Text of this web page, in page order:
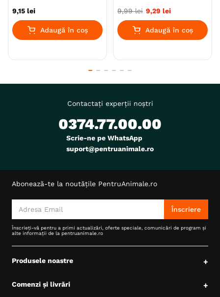
9,15 lei
Adaugă în coș
9,99 lei 9,29 lei
Adaugă în coș
Contactați experții noștri
0374.77.00.00
Scrie-ne pe WhatsApp
suport@pentruanimale.ro
Abonează-te la noutățile PentruAnimale.ro
Înscriere
Înscrieți-vă pentru a primi actualizări, oferte speciale, comunicări de program și
alte informații de la pentruanimale.ro
Produsele noastre +
Comenzi și livrări +